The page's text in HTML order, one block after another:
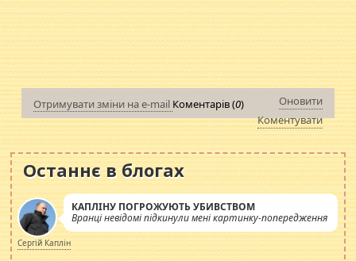
Отримувати зміни на e-mail Коментарів (0)
Оновити
Коментувати
Останнє в блогах
КАПЛІНУ ПОГРОЖУЮТЬ УБИВСТВОМ
Вранці невідомі підкинули мені картинку-попередження
Сергій Каплін